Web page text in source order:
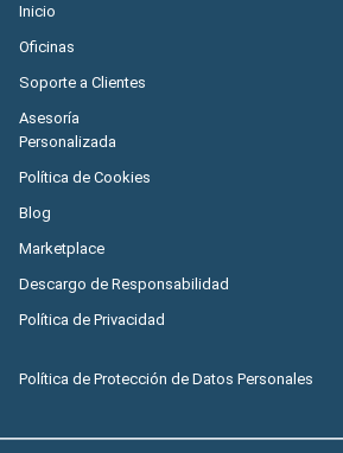
Inicio
Oficinas
Soporte a Clientes
Asesoría
Personalizada
Política de Cookies
Blog
Marketplace
Descargo de Responsabilidad
Política de Privacidad
Política de Protección de Datos Personales